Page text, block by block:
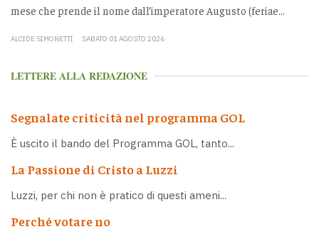
mese che prende il nome dall’imperatore Augusto (feriae...
ALCIDE SIMONETTI SABATO 01 AGOSTO 2026
LETTERE ALLA REDAZIONE
Segnalate criticità nel programma GOL
È uscito il bando del Programma GOL, tanto...
La Passione di Cristo a Luzzi
Luzzi, per chi non è pratico di questi ameni...
Perché votare no